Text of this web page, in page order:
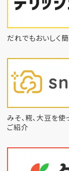
だれでもおいしく
みそ、糀、大豆を
ご紹介